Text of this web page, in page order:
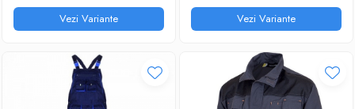
Vezi Variante Vezi Variante